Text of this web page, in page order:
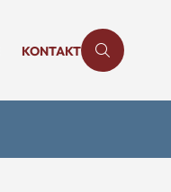
KONTAKT